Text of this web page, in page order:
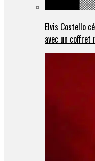
Elvis Costello
avec un coffret